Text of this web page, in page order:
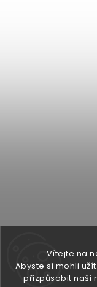
Vítejte na
Abyste si mohli
přizpůsobit naši